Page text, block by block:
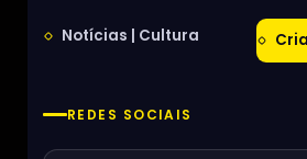
Notícias | Cultura
REDES SOCIAIS